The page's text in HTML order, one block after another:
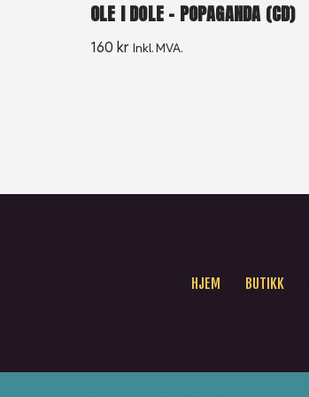
OLE I DOLE – POPAGANDA (CD)
160 kr Inkl. MVA.
HJEM BUTIKK